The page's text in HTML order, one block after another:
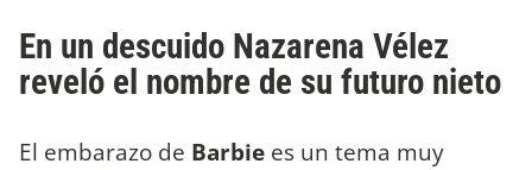
En un descuido Nazarena Vélez
reveló el nombre de su futuro nieto
El embarazo de Barbie es un tema muy